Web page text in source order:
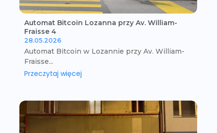
Automat Bitcoin Lozanna przy Av. William-
Fraisse 4
28.05.2026
Automat Bitcoin w Lozannie przy Av. William-
Fraisse...
Przeczytaj więcej